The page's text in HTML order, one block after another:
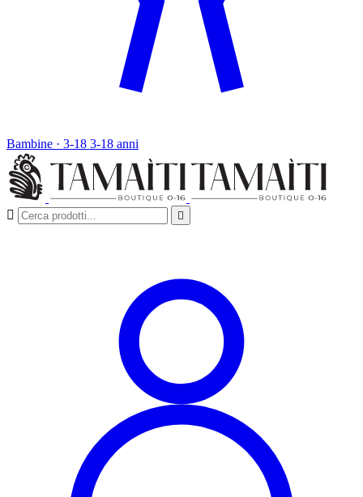
Bambine · 3-18 3-18 anni
 